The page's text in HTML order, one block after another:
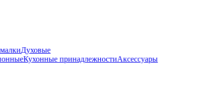
Духовые
Кухонные принадлежностиАксессуары